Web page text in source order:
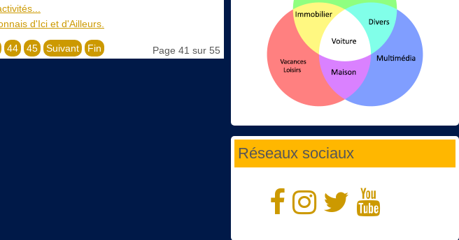
d'Ici et d'Ailleurs.
Page 41 sur 55
44 45 Suivant Fin
Réseaux sociaux